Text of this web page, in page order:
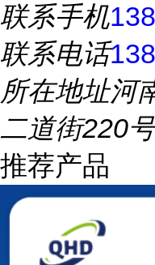
联系手机
联系电话
所在地址河
二道街220
推荐产品